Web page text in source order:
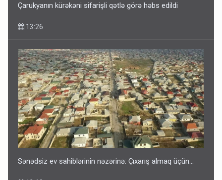
Çarukyanın kürəkəni sifarişli qətlə görə həbs edildi
13:26
Sənədsiz ev sahiblərinin nəzərinə: Çıxarış almaq üçün...